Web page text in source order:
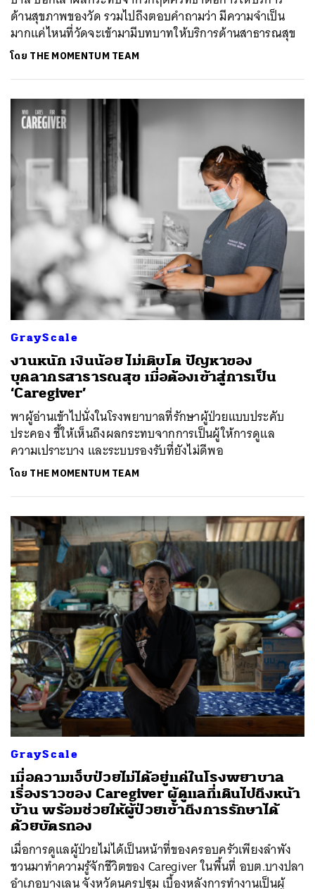
ด้านสุขภาพของวัด รวมไปถึงตอบคำถามว่า มีความจำเป็น
มากแค่ไหนที่วัดจะเข้ามามีบทบาทให้บริการด้านสาธารณสุข
โดย THE MOMENTUM TEAM
GrayScale
งานหนัก เงินน้อย ไม่เติบโต ปัญหาของ
บุคลากรสาธารณสุข เมื่อต้องเข้าสู่การเป็น
‘Caregiver’
พาผู้อ่านเข้าไปนั่งในโรงพยาบาลที่รักษาผู้ป่วยแบบประคับ
ประคอง ชี้ให้เห็นถึงผลกระทบจากการเป็นผู้ให้การดูแล
ความเปราะบาง และระบบรองรับที่ยังไม่ดีพอ
โดย THE MOMENTUM TEAM
GrayScale
เมื่อความเจ็บป่วยไม่ได้อยู่แค่ในโรงพยาบาล
เรื่องราวของ Caregiver ผู้ดูแลที่เดินไปถึงหน้า
บ้าน พร้อมช่วยให้ผู้ป่วยเข้าถึงการรักษาได้
ด้วยบัตรทอง
เมื่อการดูแลผู้ป่วยไม่ได้เป็นหน้าที่ของครอบครัวเพียงลำพัง
ชวนมาทำความรู้จักชีวิตของ Caregiver ในพื้นที่ อบต.บางปลา
อำเภอบางเลน จังหวัดนครปฐม เบื้องหลังการทำงานเป็นผู้